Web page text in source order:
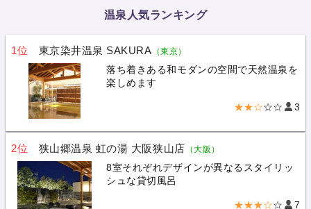
温泉人気ランキング
1位 東京染井温泉 SAKURA （東京）
落ち着きある和モダンの空間で天然温泉を
楽しめます
★★☆☆☆ 3
2位 狭山郷温泉 虹の湯 大阪狭山店 （大阪）
8室それぞれデザインが異なるスタイリッ
シュな貸切風呂
★★★☆☆ 7